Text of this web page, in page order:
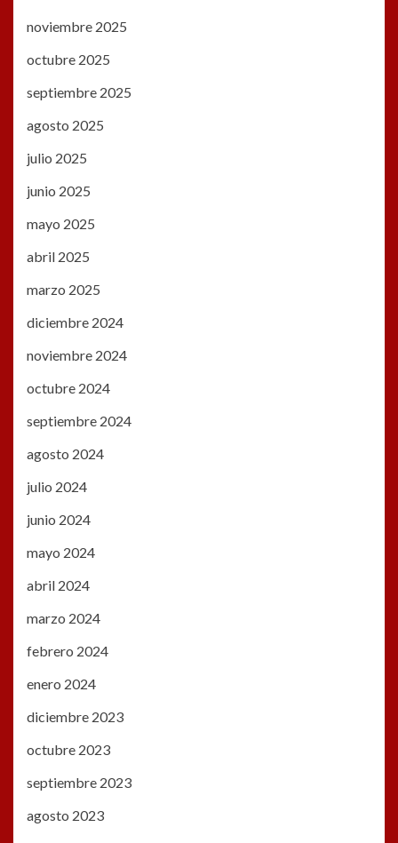
noviembre 2025
octubre 2025
septiembre 2025
agosto 2025
julio 2025
junio 2025
mayo 2025
abril 2025
marzo 2025
diciembre 2024
noviembre 2024
octubre 2024
septiembre 2024
agosto 2024
julio 2024
junio 2024
mayo 2024
abril 2024
marzo 2024
febrero 2024
enero 2024
diciembre 2023
octubre 2023
septiembre 2023
agosto 2023